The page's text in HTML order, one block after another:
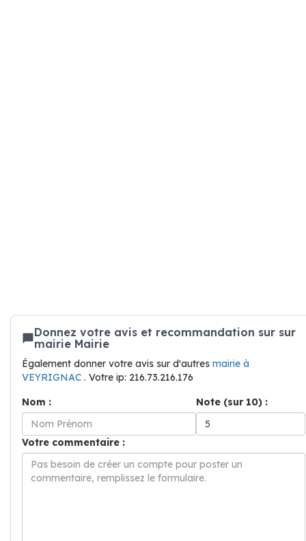
Donnez votre avis et recommandation sur sur
mairie Mairie
Également donner votre avis sur d'autres mairie à
VEYRIGNAC . Votre ip: 216.73.216.176
Nom :
Note (sur 10) :
Votre commentaire :